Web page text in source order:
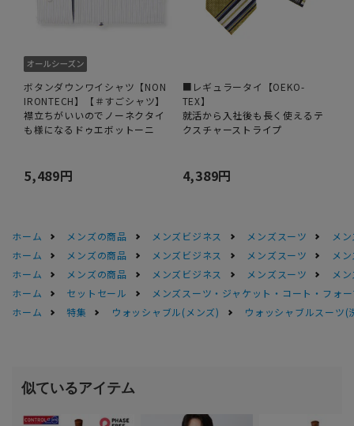
ボタンダウンワイシャツ【NON
IRONTECH】【＃すごシャツ】
襟立ちがいいのでノーネクタイ
も様になるドゥエボットーニ
5,489円
■レギュラータイ【OEKO-
TEX】
就活から入社後も長く使えるテ
クスチャーストライプ
4,389円
ホーム メンズの商品 メンズビジネス メンズスーツ
メ
ホーム
メンズの商品 メンズビジネス メンズスーツ
メ
ホーム
メンズの商品 メンズビジネス メンズスーツ
メ
ホーム
セットセール
メンズスーツ・ジャケット・コート・フォ
ホーム
特集 ウォッシャブル(メンズ) ウォッシャブルスーツ(